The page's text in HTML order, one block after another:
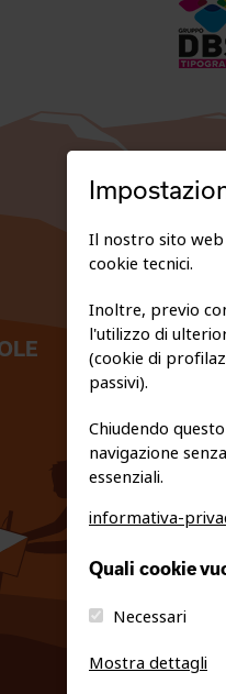
PRIVACY
Il nostro sito web
cookie tecnici.
Inoltre, previo
l'utilizzo di
(cookie di
passivi).
Chiudendo
navigazione
essenziali.
informativa-
Quali cookie
Necessari
Mostra dettagli